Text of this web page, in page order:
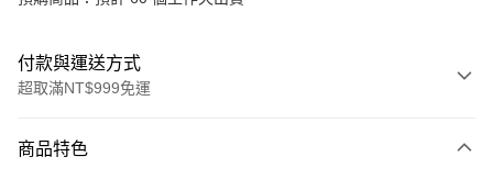
付款與運送方式
超取滿NT$999免運
信用卡一次付款
商品特色